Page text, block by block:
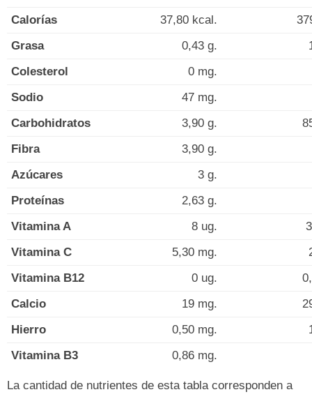
Calorías 37,80 kcal.
Grasa
0,43 g.
Colesterol
0 mg.
Sodio
47 mg.
Carbohidratos
3,90 g.
Fibra
3,90 g.
Azúcares
3 g.
Proteínas
2,63 g.
Vitamina A
8 ug.
Vitamina C
5,30 mg.
Vitamina B12
0 ug.
Calcio
19 mg.
Hierro
0,50 mg.
Vitamina B3
0,86 mg.
La cantidad de nutrientes de esta tabla corresponden a